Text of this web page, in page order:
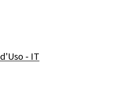
d'Uso - IT